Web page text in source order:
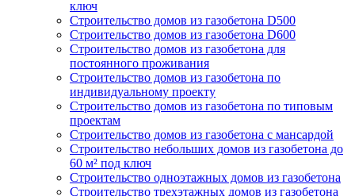
ключ
Строительство домов из газобетона D500
Строительство домов из газобетона D600
Строительство домов из газобетона для
постоянного проживания
Строительство домов из газобетона по
индивидуальному проекту
Строительство домов из газобетона по типовым
проектам
Строительство домов из газобетона с мансардой
Строительство небольших домов из газобетона до
60 м² под ключ
Строительство одноэтажных домов из газобетона
Строительство трехэтажных домов из газобетона